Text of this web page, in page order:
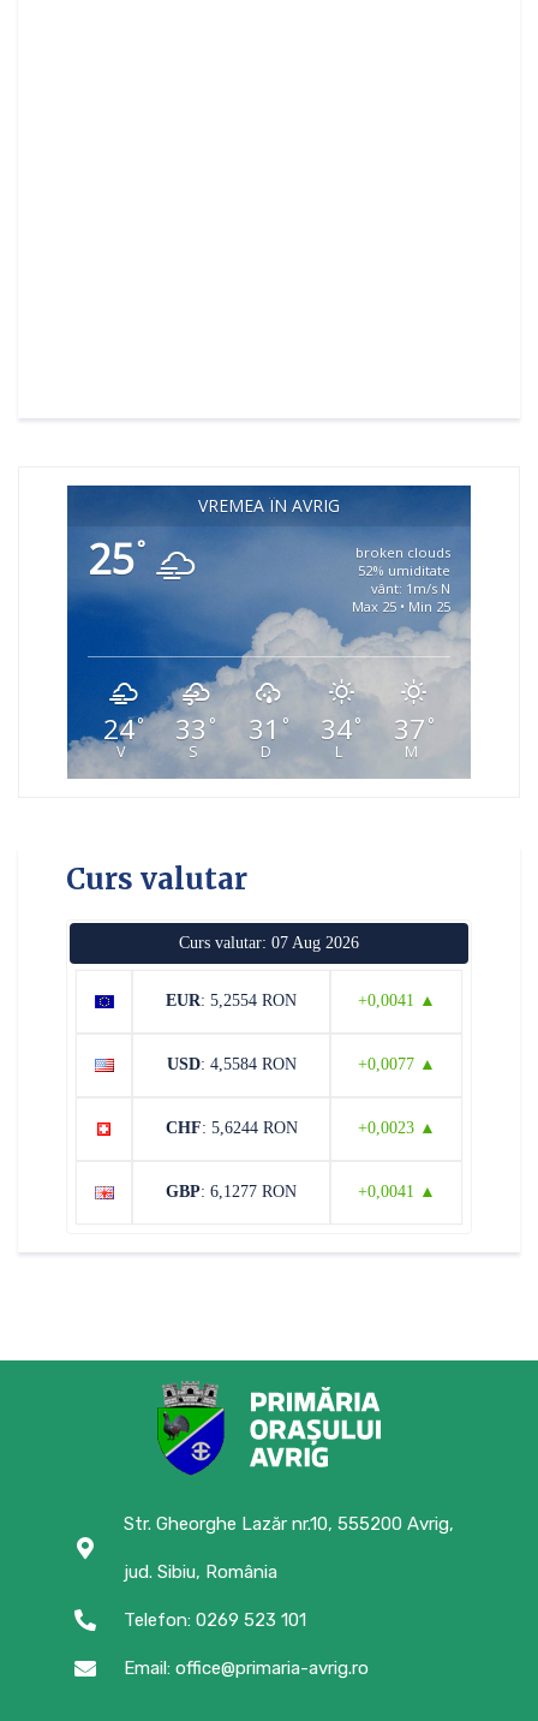
VREMEA ÎN AVRIG
25°
broken clouds
52% umiditate
vânt: 1m/s N
Max 25 • Min 25
24°
V
33 °
S
31 °
D
34°
L
37 °
M
Curs valutar
Curs valutar: 07 Aug 2026
EUR: 5,2554 RON +0,0041 ▲
USD: 4,5584 RON +0,0077 ▲
CHF: 5,6244 RON +0,0023 ▲
GBP: 6,1277 RON +0,0041 ▲
Str. Gheorghe Lazăr nr.10, 555200 Avrig,
jud. Sibiu, România
Telefon: 0269 523 101
Email: office@primaria-avrig.ro